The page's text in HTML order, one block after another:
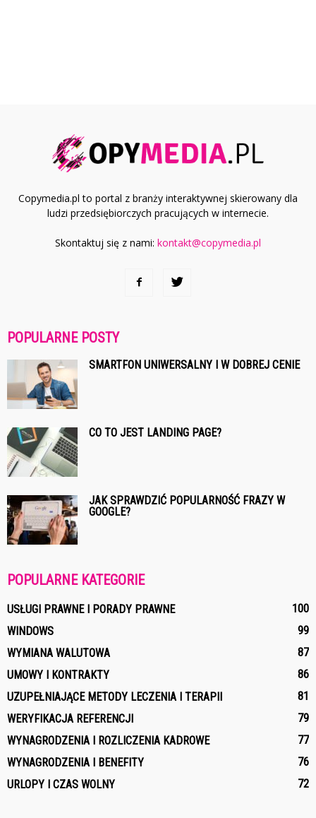
Copymedia.pl to portal z branży interaktywnej skierowany dla
ludzi przedsiębiorczych pracujących w internecie.
Skontaktuj się z nami: kontakt@copymedia.pl
POPULARNE POSTY
SMARTFON UNIWERSALNY I W DOBREJ CENIE
CO TO JEST LANDING PAGE?
JAK SPRAWDZIĆ POPULARNOŚĆ FRAZY W
GOOGLE?
POPULARNE KATEGORIE
USŁUGI PRAWNE I PORADY PRAWNE
100
WINDOWS
99
WYMIANA WALUTOWA
87
UMOWY I KONTRAKTY
86
UZUPEŁNIAJĄCE METODY LECZENIA I TERAPII
81
WERYFIKACJA REFERENCJI
79
WYNAGRODZENIA I ROZLICZENIA KADROWE
77
WYNAGRODZENIA I BENEFITY
76
URLOPY I CZAS WOLNY
72